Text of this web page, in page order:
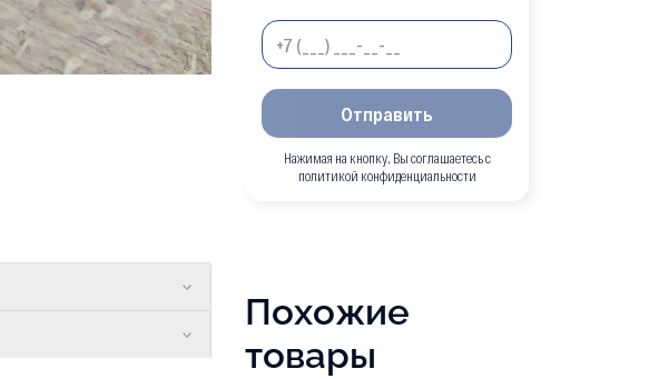
Отправить
Нажимая на кнопку, Вы соглашаетесь с
политикой конфиденциальности
Похожие
товары